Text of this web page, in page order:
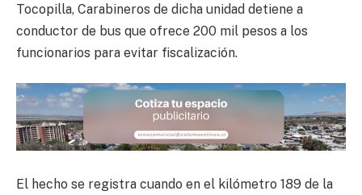
Tocopilla, Carabineros de dicha unidad detiene a
conductor de bus que ofrece 200 mil pesos a los
funcionarios para evitar fiscalización.
El hecho se registra cuando en el kilómetro 189 de la